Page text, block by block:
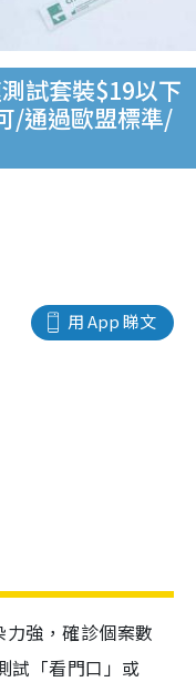
試套裝$19以下
/通過歐盟標準/
用 App 睇文
強，確診個案數
試「看門口」或